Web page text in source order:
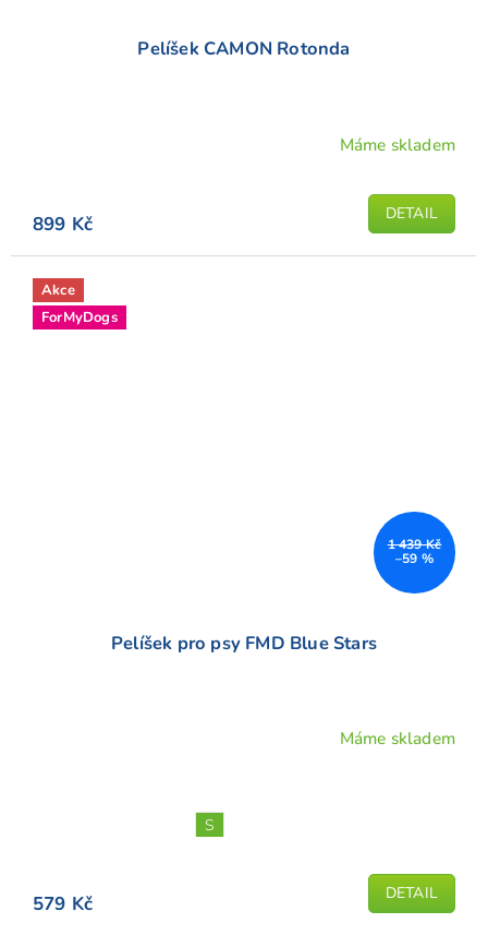
Pelíšek CAMON Rotonda
Máme skladem
899 Kč DETAIL
Akce
ForMyDogs
1 439 Kč
–59 %
Pelíšek pro psy FMD Blue Stars
Máme skladem
579 Kč DETAIL
S